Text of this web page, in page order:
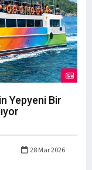
Yepyeni Bir
28 Mar 2026